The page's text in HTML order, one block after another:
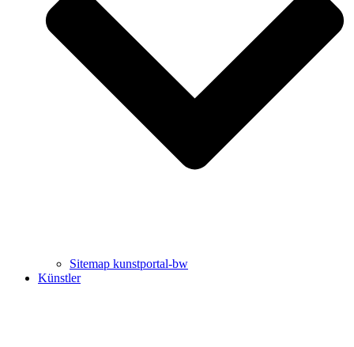
Uli Rothfuss
Harald Schwiers
Sitemap kunstportal-bw
Künstler